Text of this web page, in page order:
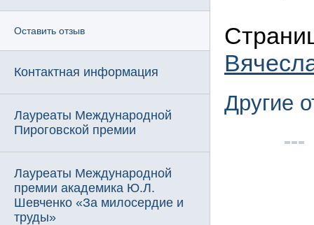
Оставить отзыв
Контактная информация
Лауреаты Международной
Пироговской премии
Лауреаты Международной
премии академика Ю.Л.
Шевченко «За милосердие и
труды»
Другие